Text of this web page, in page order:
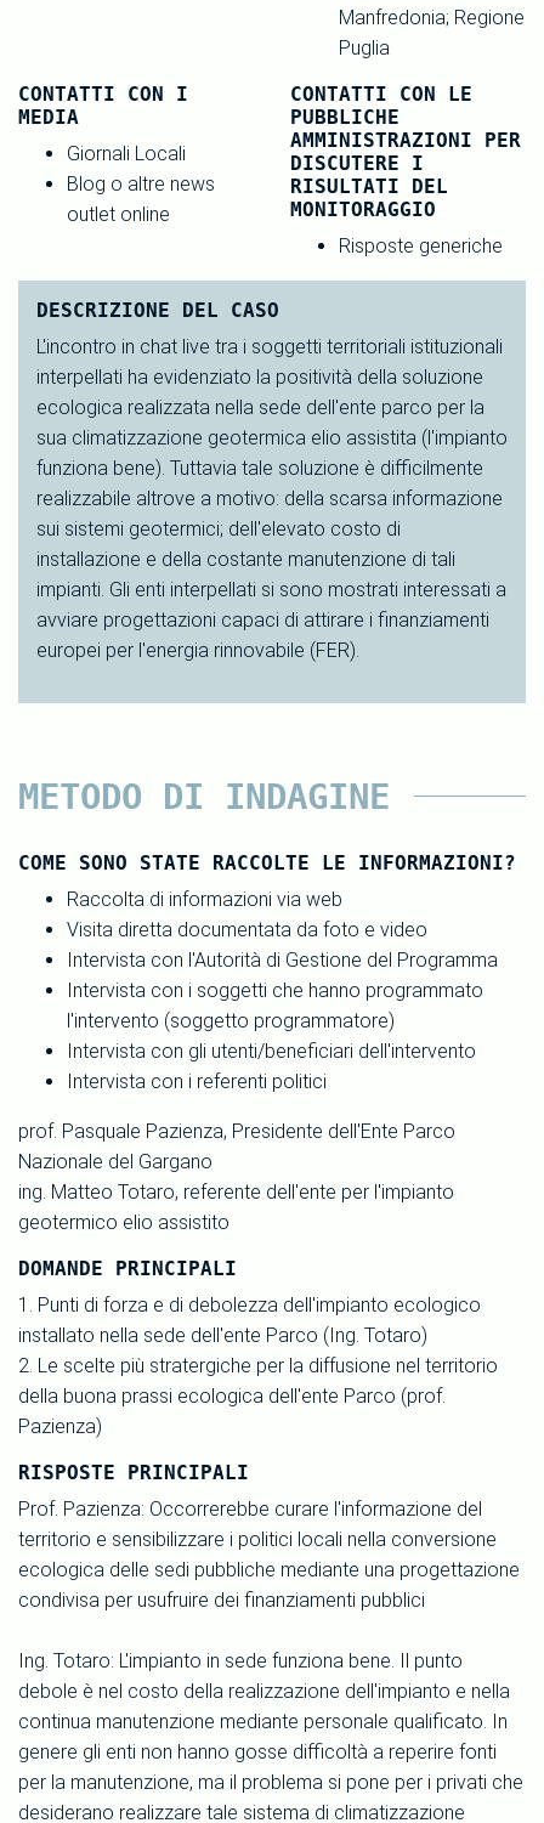
Manfredonia; Regione
Puglia
CONTATTI CON I
MEDIA
Giornali Locali
Blog o altre news
outlet online
CONTATTI CON LE
PUBBLICHE
AMMINISTRAZIONI PER
DISCUTERE I
RISULTATI DEL
MONITORAGGIO
Risposte generiche
DESCRIZIONE DEL CASO
L'incontro in chat live tra i soggetti territoriali istituzionali
interpellati ha evidenziato la positività della soluzione
ecologica realizzata nella sede dell'ente parco per la
sua climatizzazione geotermica elio assistita (l'impianto
funziona bene). Tuttavia tale soluzione è difficilmente
realizzabile altrove a motivo: della scarsa informazione
sui sistemi geotermici; dell'elevato costo di
installazione e della costante manutenzione di tali
impianti. Gli enti interpellati si sono mostrati interessati a
avviare progettazioni capaci di attirare i finanziamenti
europei per l'energia rinnovabile (FER).
METODO DI INDAGINE
COME SONO STATE RACCOLTE LE INFORMAZIONI?
Raccolta di informazioni via web
Visita diretta documentata da foto e video
Intervista con l'Autorità di Gestione del Programma
Intervista con i soggetti che hanno programmato
l'intervento (soggetto programmatore)
Intervista con gli utenti/beneficiari dell'intervento
Intervista con i referenti politici
prof. Pasquale Pazienza, Presidente dell'Ente Parco
Nazionale del Gargano
ing. Matteo Totaro, referente dell'ente per l'impianto
geotermico elio assistito
DOMANDE PRINCIPALI
1. Punti di forza e di debolezza dell'impianto ecologico
installato nella sede dell'ente Parco (Ing. Totaro)
2. Le scelte più stratergiche per la diffusione nel territorio
della buona prassi ecologica dell'ente Parco (prof.
Pazienza)
RISPOSTE PRINCIPALI
Prof. Pazienza: Occorrerebbe curare l'informazione del
territorio e sensibilizzare i politici locali nella conversione
ecologica delle sedi pubbliche mediante una progettazione
condivisa per usufruire dei finanziamenti pubblici
Ing. Totaro: L'impianto in sede funziona bene. Il punto
debole è nel costo della realizzazione dell'impianto e nella
continua manutenzione mediante personale qualificato. In
genere gli enti non hanno gosse difficoltà a reperire fonti
per la manutenzione, ma il problema si pone per i privati che
desiderano realizzare tale sistema di climatizzazione